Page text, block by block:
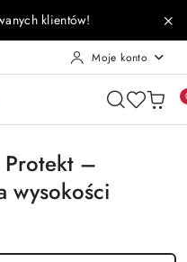
klientów!
Moje konto
Protekt –
wysokości